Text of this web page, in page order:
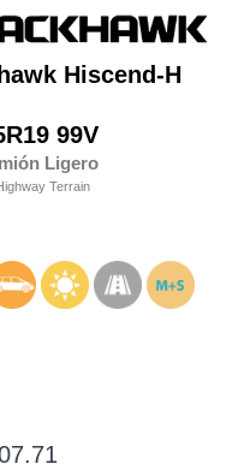
Hiscend-H
99V
Ligero
Terrain